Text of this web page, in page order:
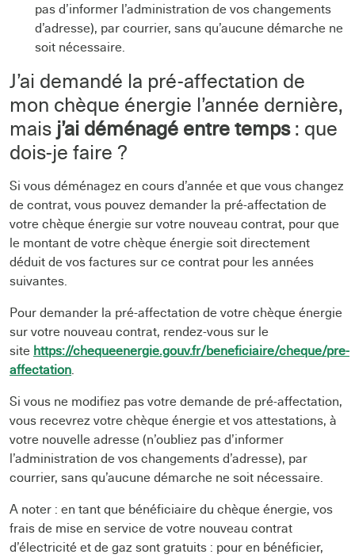
pas d’informer l’administration de vos changements
d’adresse), par courrier, sans qu’aucune démarche ne
soit nécessaire.
J’ai demandé la pré-affectation de
mon chèque énergie l’année dernière,
mais j’ai déménagé entre temps: que
dois-je faire ?
Si vous déménagez en cours d’année et que vous changez
de contrat, vous pouvez demander la pré-affectation de
votre chèque énergie sur votre nouveau contrat, pour que
le montant de votre chèque énergie soit directement
déduit de vos factures sur ce contrat pour les années
suivantes.
Pour demander la pré-affectation de votre chèque énergie
sur votre nouveau contrat, rendez-vous sur le
site https://chequeenergie.gouv.fr/beneficiaire/cheque/pre-
affectation.
Si vous ne modifiez pas votre demande de pré-affectation,
vous recevrez votre chèque énergie et vos attestations, à
votre nouvelle adresse (n’oubliez pas d’informer
l’administration de vos changements d’adresse), par
courrier, sans qu’aucune démarche ne soit nécessaire.
A noter : en tant que bénéficiaire du chèque énergie, vos
frais de mise en service de votre nouveau contrat
d’électricité et de gaz sont gratuits : pour en bénéficier,